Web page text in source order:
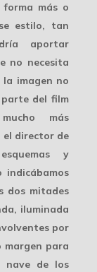
más o
estilo, tan
aportar
no necesita
la imagen no
del film
más
el director de
y
indicábamos
dos mitades
iluminada
por
margen para
nave de los